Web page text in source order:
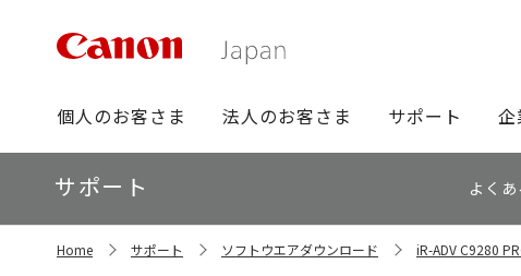
グ
ロ
ー
バ
ビ
個人のお客さま 法人のお客さま サポート 企
ロ
ー
カ
ル
サポート よく
Home サポート ソフトウエアダウンロード iR-ADV C9280